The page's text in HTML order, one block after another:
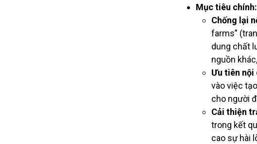
Mục tiêu chính:
Chống lại
farms”
dung chất
nguồn
Ưu tiên
vào việc
cho người
Cải thiện
trong kết
cao sự hài